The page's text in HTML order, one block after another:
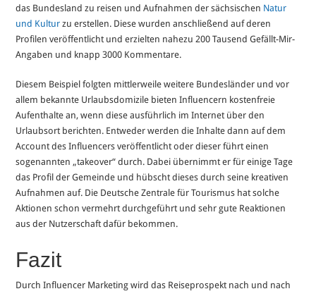
das Bundesland zu reisen und Aufnahmen der sächsischen Natur
und Kultur zu erstellen. Diese wurden anschließend auf deren
Profilen veröffentlicht und erzielten nahezu 200 Tausend Gefällt-Mir-
Angaben und knapp 3000 Kommentare.
Diesem Beispiel folgten mittlerweile weitere Bundesländer und vor
allem bekannte Urlaubsdomizile bieten Influencern kostenfreie
Aufenthalte an, wenn diese ausführlich im Internet über den
Urlaubsort berichten. Entweder werden die Inhalte dann auf dem
Account des Influencers veröffentlicht oder dieser führt einen
sogenannten „takeover“ durch. Dabei übernimmt er für einige Tage
das Profil der Gemeinde und hübscht dieses durch seine kreativen
Aufnahmen auf. Die Deutsche Zentrale für Tourismus hat solche
Aktionen schon vermehrt durchgeführt und sehr gute Reaktionen
aus der Nutzerschaft dafür bekommen.
Fazit
Durch Influencer Marketing wird das Reiseprospekt nach und nach